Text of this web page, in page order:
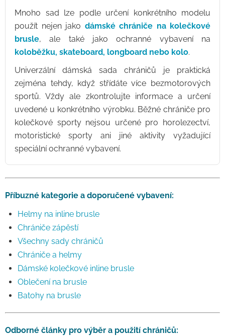
Mnoho sad lze podle určení konkrétního modelu
použít nejen jako dámské chrániče na kolečkové
brusle, ale také jako ochranné vybavení na
koloběžku, skateboard, longboard nebo kolo.
Univerzální dámská sada chráničů je praktická
zejména tehdy, když střídáte více bezmotorových
sportů. Vždy ale zkontrolujte informace a určení
uvedené u konkrétního výrobku. Běžné chrániče pro
kolečkové sporty nejsou určené pro horolezectví,
motoristické sporty ani jiné aktivity vyžadující
speciální ochranné vybavení.
Příbuzné kategorie a doporučené vybavení:
Helmy na inline brusle
Chrániče zápěstí
Všechny sady chráničů
Chrániče a helmy
Dámské kolečkové inline brusle
Oblečení na brusle
Batohy na brusle
Odborné články pro výběr a použití chráničů: